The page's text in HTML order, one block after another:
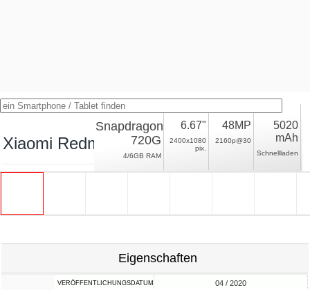
Xiaomi Redmi Note 9S
Snapdragon
720G
4/6GB RAM
6.67"
2400x1080
pix.
48MP
2160p@30
5020
mAh
Schnellladen
Eigenschaften
VERÖFFENTLICHUNGSDATUM 04 / 2020